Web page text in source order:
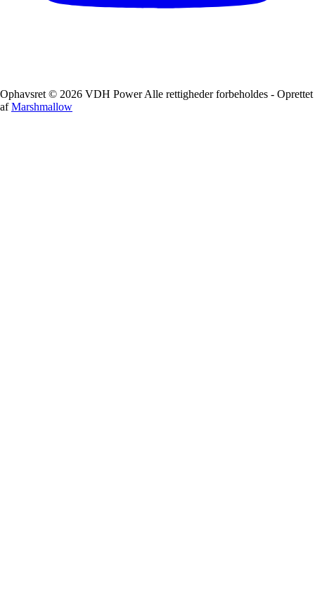
Ophavsret © 2026 VDH Power Alle rettigheder forbeholdes - Oprettet
afMarshmallow